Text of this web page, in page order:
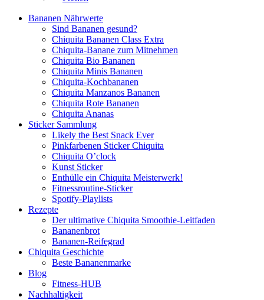
Bananen Nährwerte
Sind Bananen gesund?
Chiquita Bananen Class Extra
Chiquita-Banane zum Mitnehmen
Chiquita Bio Bananen
Chiquita Minis Bananen
Chiquita-Kochbananen
Chiquita Manzanos Bananen
Chiquita Rote Bananen
Chiquita Ananas
Sticker Sammlung
Likely the Best Snack Ever
Pinkfarbenen Sticker Chiquita
Chiquita O’clock
Kunst Sticker
Enthülle ein Chiquita Meisterwerk!
Fitnessroutine-Sticker
Spotify-Playlists
Rezepte
Der ultimative Chiquita Smoothie-Leitfaden
Bananenbrot
Bananen-Reifegrad
Chiquita Geschichte
Beste Bananenmarke
Blog
Fitness-HUB
Nachhaltigkeit